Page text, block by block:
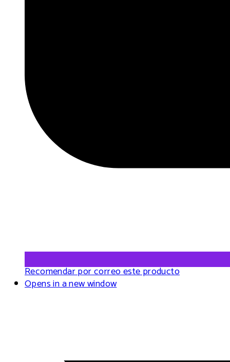
Recomendar por correo este producto
Opens in a new window